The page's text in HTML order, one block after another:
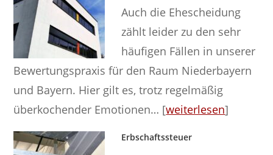
Auch die Ehescheidung
zählt leider zu den sehr
häufigen Fällen in unserer
Bewertungspraxis für den Raum Niederbayern
und Bayern. Hier gilt es, trotz regelmäßig
überkochender Emotionen… [weiterlesen]
Erbschaftssteuer